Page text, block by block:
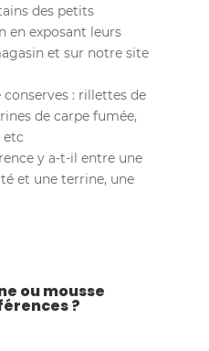
des petits
en exposant leurs
et sur notre site
: rillettes de
de carpe fumée,
etc
y a-t-il entre une
et une terrine, une
ou mousse
?